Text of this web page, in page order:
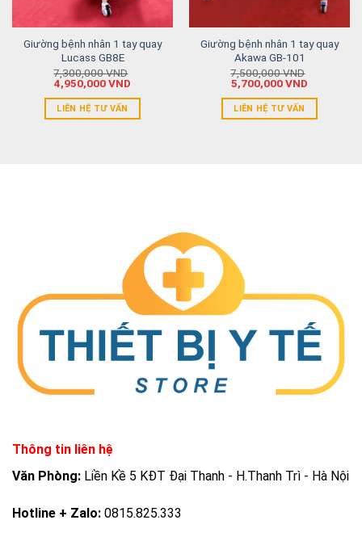
Giường bệnh nhân 1 tay quay
Lucass GB8E
7,300,000VND
4,950,000VND
LIÊN HỆ TƯ VẤN
Giường bệnh nhân 1 tay quay
Akawa GB-101
7,500,000VND
5,700,000VND
LIÊN HỆ TƯ VẤN
Thông tin liên hệ
Văn Phòng: Liền Kề 5 KĐT Đại Thanh - H.Thanh Trì - Hà Nội
Hotline + Zalo: 0815.825.333